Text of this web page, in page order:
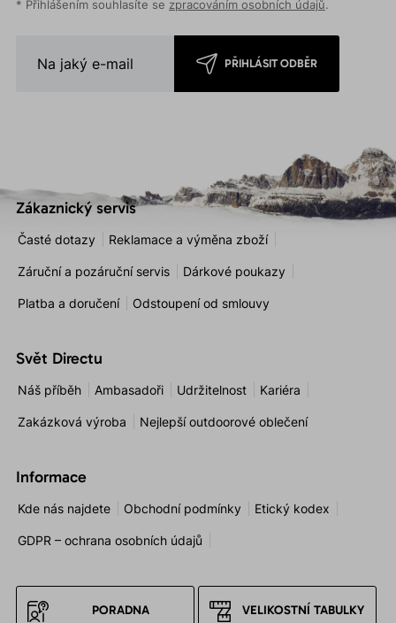
* Přihlášením souhlasíte se zpracováním osobních údajů.
PŘIHLÁSIT ODBĚR
Zákaznický servis
Časté dotazy Reklamace a výměna zboží
Záruční a pozáruční servis Dárkové poukazy
Platba a doručení Odstoupení od smlouvy
Svět Directu
Náš příběh Ambasadoři Udržitelnost Kariéra
Zakázková výroba Nejlepší outdoorové oblečení
Informace
Kde nás najdete Obchodní podmínky Etický kodex
GDPR – ochrana osobních údajů
PORADNA VELIKOSTNÍ TABULKY